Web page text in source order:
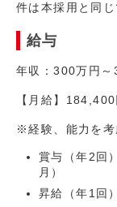
件は本採用と同じ
給与
年収：300万円～
【月給】
※経験、能力を考
賞与（年2回
月）
昇給（年1回